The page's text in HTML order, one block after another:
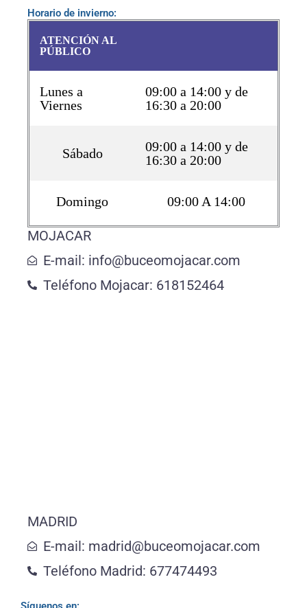
Horario de invierno:
ATENCIÓN AL
PÚBLICO
Lunes a
Viernes
09:00 a 14:00 y de
16:30 a 20:00
Sábado
09:00 a 14:00 y de
16:30 a 20:00
Domingo 09:00 A 14:00
MOJACAR
E-mail: info@buceomojacar.com
Teléfono Mojacar: 618152464
MADRID
E-mail: madrid@buceomojacar.com
Teléfono Madrid: 677474493